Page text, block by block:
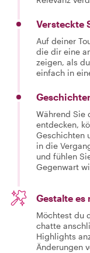
Versteckte
Auf deiner
die dir eine
zeigen, als
einfach in
Während Sie
entdecken,
Geschichten
in die
und fühlen
Gegenwart
Gestalte es
Möchtest du
chatte
Highlights
Änderungen